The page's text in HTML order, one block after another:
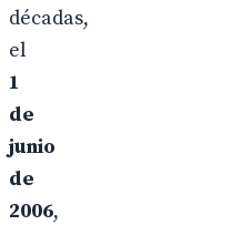
décadas,
el
1
de
junio
de
2006,